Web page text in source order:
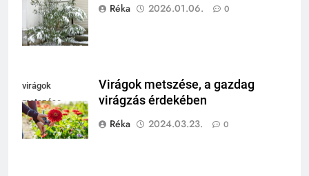
fagytűrése
Réka
2026.01.06. 0
virágok
metszése
Virágok metszése, a gazdag
virágzás érdekében
Réka
2024.03.23. 0